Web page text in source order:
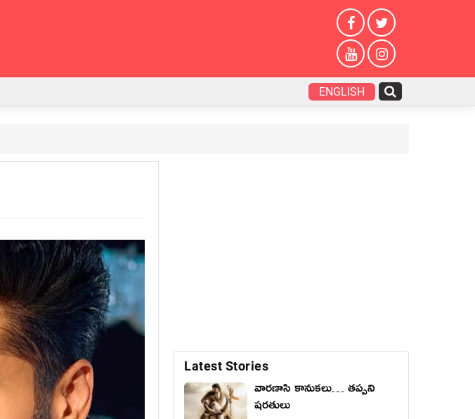
ENGLISH
Latest Stories
వారణాసి కానుకలు… తప్పని
షరతులు